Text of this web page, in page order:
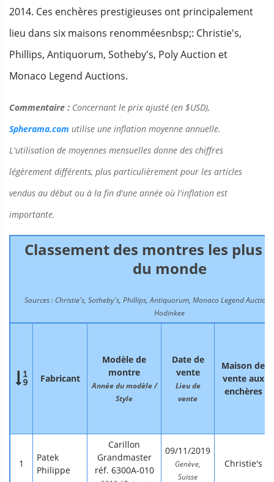
2014. Ces enchères prestigieuses ont principalement
lieu dans six maisons renomméesnbsp;: Christie's,
Phillips, Antiquorum, Sotheby's, Poly Auction et
Monaco Legend Auctions.
Commentaire : Concernant le prix ajusté (en $USD),
Spherama.com utilise une inflation moyenne annuelle.
L'utilisation de moyennes mensuelles donne des chiffres
légèrement différents, plus particulièrement pour les articles
vendus au début ou à la fin d'une année où l'inflation est
importante.
Classement des montres les plus
du monde
Sources : Christie's, Sotheby's, Phillips, Antiquorum, Monaco Legend
Hodinkee
 Fabricant
Modèle de
montre
Année du modèle /
Style
Date de
vente
Lieu de
vente
Maison de
vente aux
enchères
Patek
Philippe
Carillon
Grandmaster
réf. 6300A-010
09/11/2019
Genève,
Suisse
Christie's